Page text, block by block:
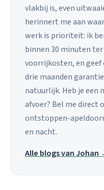
vlakbij is, even
herinnert me aan
werk is prioriteit: ik
binnen 30 minuten
voorrijkosten, en
drie maanden
natuurlijk. Heb je een
afvoer? Bel me direct
ontstoppen-
en nacht.
Alle blogs van Johan